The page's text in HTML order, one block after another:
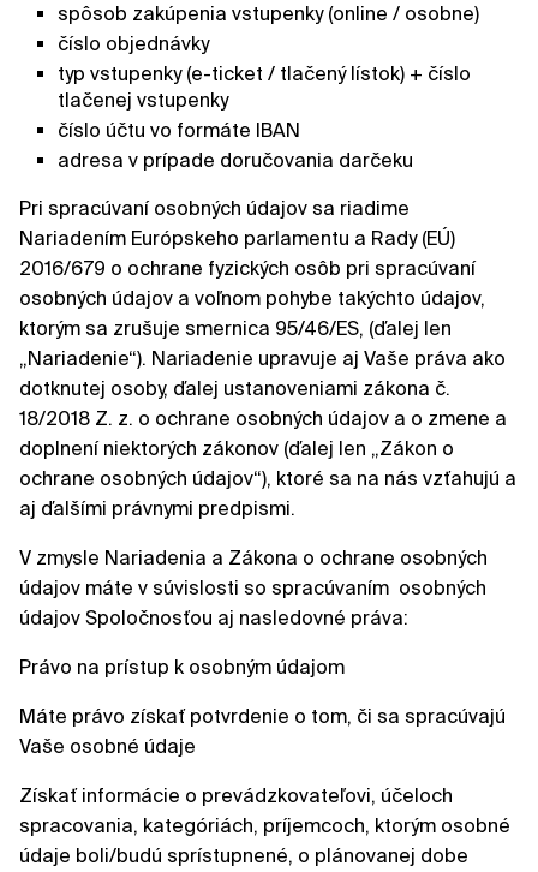
spôsob zakúpenia vstupenky (online / osobne)
číslo objednávky
typ vstupenky (e-ticket / tlačený lístok) + číslo
tlačenej vstupenky
číslo účtu vo formáte IBAN
adresa v prípade doručovania darčeku
Pri spracúvaní osobných údajov sa riadime
Nariadením Európskeho parlamentu a Rady (EÚ)
2016/679 o ochrane fyzických osôb pri spracúvaní
osobných údajov a voľnom pohybe takýchto údajov,
ktorým sa zrušuje smernica 95/46/ES, (ďalej len
„Nariadenie“). Nariadenie upravuje aj Vaše práva ako
dotknutej osoby, ďalej ustanoveniami zákona č.
18/2018 Z. z. o ochrane osobných údajov a o zmene a
doplnení niektorých zákonov (ďalej len „Zákon o
ochrane osobných údajov“), ktoré sa na nás vzťahujú a
aj ďalšími právnymi predpismi.
V zmysle Nariadenia a Zákona o ochrane osobných
údajov máte v súvislosti so spracúvaním osobných
údajov Spoločnosťou aj nasledovné práva:
Právo na prístup k osobným údajom
Máte právo získať potvrdenie o tom, či sa spracúvajú
Vaše osobné údaje
Získať informácie o prevádzkovateľovi, účeloch
spracovania, kategóriách, príjemcoch, ktorým osobné
údaje boli/budú sprístupnené, o plánovanej dobe